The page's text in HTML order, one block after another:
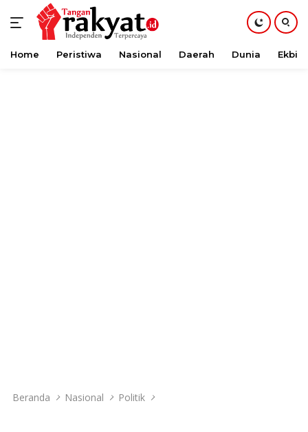
Langsung
Home Peristiwa Nasional Daerah Dunia Ekbis
Beranda Nasional Politik